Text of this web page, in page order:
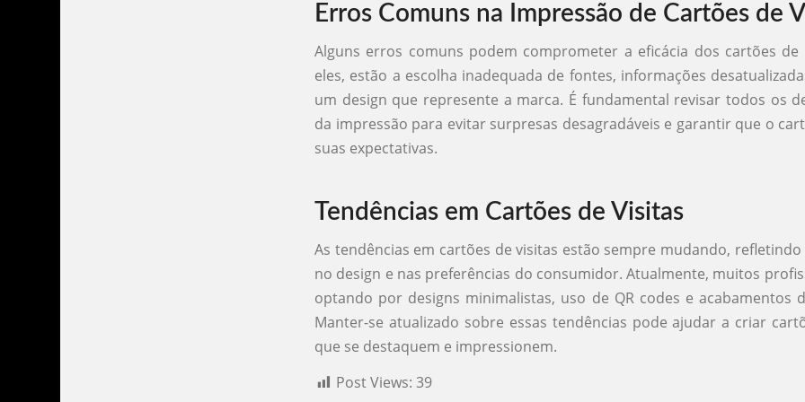
Erros Comuns na Impressão de Cartões de
Alguns erros comuns podem comprometer a eficácia dos cartões de
eles, estão a escolha inadequada de fontes, informações
um design que represente a marca. É fundamental revisar todos os
da impressão para evitar surpresas desagradáveis e garantir que o
suas expectativas.
Tendências em Cartões de Visitas
As tendências em cartões de visitas estão sempre mudando, refletindo
no design e nas preferências do consumidor. Atualmente, muitos
optando por designs minimalistas, uso de QR codes e acabamentos
Manter-se atualizado sobre essas tendências pode ajudar a criar
que se destaquem e impressionem.
Post Views: 39